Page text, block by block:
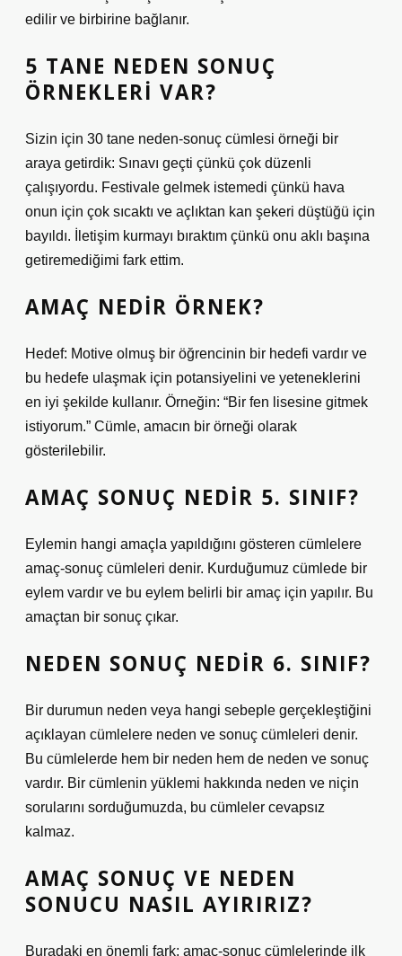
edilir ve birbirine bağlanır.
5 TANE NEDEN SONUÇ
ÖRNEKLERI VAR?
Sizin için 30 tane neden-sonuç cümlesi örneği bir
araya getirdik: Sınavı geçti çünkü çok düzenli
çalışıyordu. Festivale gelmek istemedi çünkü hava
onun için çok sıcaktı ve açlıktan kan şekeri düştüğü için
bayıldı. İletişim kurmayı bıraktım çünkü onu aklı başına
getiremediğimi fark ettim.
AMAÇ NEDIR ÖRNEK?
Hedef: Motive olmuş bir öğrencinin bir hedefi vardır ve
bu hedefe ulaşmak için potansiyelini ve yeteneklerini
en iyi şekilde kullanır. Örneğin: “Bir fen lisesine gitmek
istiyorum.” Cümle, amacın bir örneği olarak
gösterilebilir.
AMAÇ SONUÇ NEDIR 5. SINIF?
Eylemin hangi amaçla yapıldığını gösteren cümlelere
amaç-sonuç cümleleri denir. Kurduğumuz cümlede bir
eylem vardır ve bu eylem belirli bir amaç için yapılır. Bu
amaçtan bir sonuç çıkar.
NEDEN SONUÇ NEDIR 6. SINIF?
Bir durumun neden veya hangi sebeple gerçekleştiğini
açıklayan cümlelere neden ve sonuç cümleleri denir.
Bu cümlelerde hem bir neden hem de neden ve sonuç
vardır. Bir cümlenin yüklemi hakkında neden ve niçin
sorularını sorduğumuzda, bu cümleler cevapsız
kalmaz.
AMAÇ SONUÇ VE NEDEN
SONUCU NASIL AYIRIRIZ?
Buradaki en önemli fark; amaç-sonuç cümlelerinde ilk